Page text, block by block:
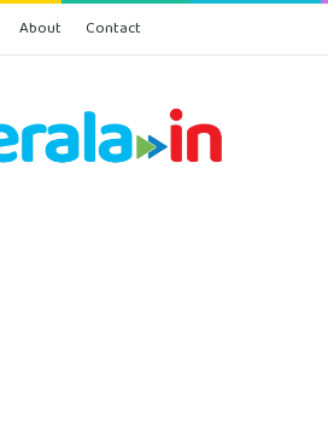
About Contact